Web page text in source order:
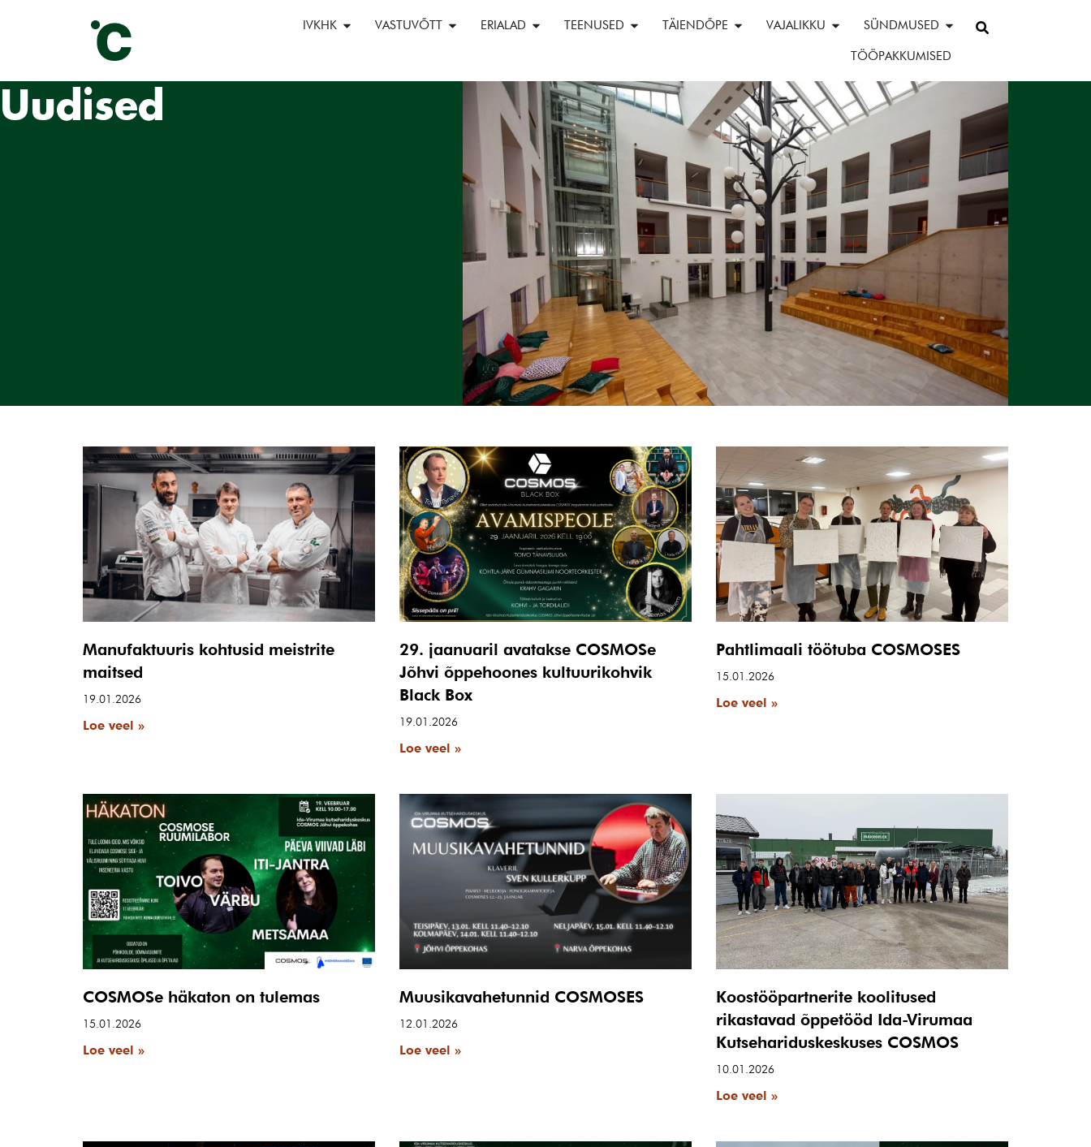
IVKHK VASTUVÕTT ERIALAD TEENUSED TÄIENDÕPE VAJALIKKU SÜNDMUSED
TÖÖPAKKUMISED
Uudised
Manufaktuuris kohtusid meistrite
maitsed
19.01.2026
Loe veel »
29. jaanuaril avatakse COSMOSe
Jõhvi õppehoones kultuurikohvik
Black Box
19.01.2026
Loe veel »
Pahtlimaali töötuba COSMOSES
15.01.2026
Loe veel »
COSMOSe häkaton on tulemas
15.01.2026
Loe veel »
Muusikavahetunnid COSMOSES
12.01.2026
Loe veel »
Koostööpartnerite koolitused
rikastavad õppetööd Ida-Virumaa
Kutsehariduskeskuses COSMOS
10.01.2026
Loe veel »